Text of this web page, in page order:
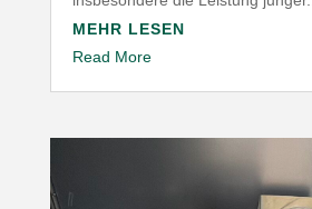
MEHR LESEN
Read More